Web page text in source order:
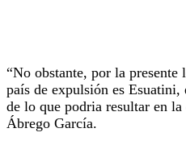
“No obstante, por la
país de expulsión es
de lo que podria resultar en
Ábrego García.